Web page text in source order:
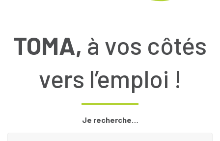
TOMA, à vos côtés
vers l’emploi !
Je recherche…